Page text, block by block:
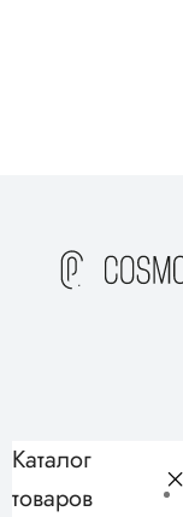
Каталог
товаров